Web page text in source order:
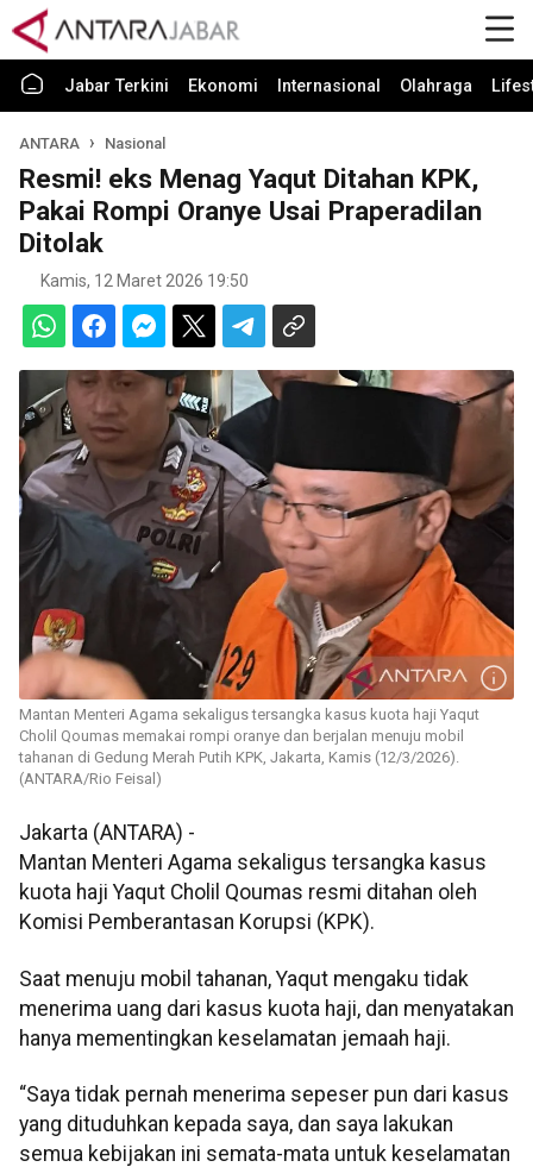
Jabar Terkini Ekonomi Internasional Olahraga
ANTARA Nasional
Resmi! eks Menag Yaqut Ditahan KPK,
Pakai Rompi Oranye Usai Praperadilan
Ditolak
Kamis, 12 Maret 2026 19:50
Mantan Menteri Agama sekaligus tersangka kasus kuota haji Yaqut
Cholil Qoumas memakai rompi oranye dan berjalan menuju mobil
tahanan di Gedung Merah Putih KPK, Jakarta, Kamis (12/3/2026).
(ANTARA/Rio Feisal)
Jakarta (ANTARA) -
Mantan Menteri Agama sekaligus tersangka kasus
kuota haji Yaqut Cholil Qoumas resmi ditahan oleh
Komisi Pemberantasan Korupsi (KPK).
Saat menuju mobil tahanan, Yaqut mengaku tidak
menerima uang dari kasus kuota haji, dan menyatakan
hanya mementingkan keselamatan jemaah haji.
“Saya tidak pernah menerima sepeser pun dari kasus
yang dituduhkan kepada saya, dan saya lakukan
semua kebijakan ini semata-mata untuk keselamatan